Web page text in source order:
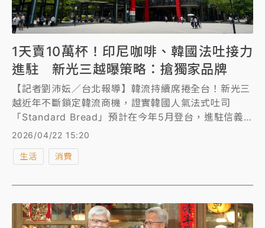
1天賣10萬杯！印尼咖啡、韓國法吐接力
進駐 新光三越曝策略：搶獨家品牌
【記者劉沛妘／台北報導】韓流持續席捲全台！新光三
越近年不斷鎖定韓流商機，證實韓國人氣法式吐司
「Standard Bread」預計在今年5月登台，進駐信義
新光三越A11 B2。不只如此，在印尼當地門市數超越星
Kenangan Coffee（凱娜克咖啡）也在本月插旗A11。
者透露招商策略「搶獨家品牌」。
2026/04/22 15:20
生活 消費